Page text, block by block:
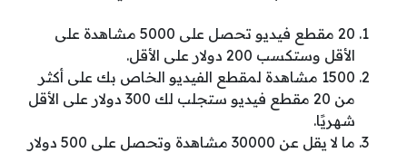
20 مقطع فيديو تحصل على 5000 مشاهدة على
الأقل وستكسب 200 دولار على الأقل.
1500 مشاهدة لمقطع الفيديو الخاص بك على أكثر
من 20 مقطع فيديو ستجلب لك 300 دولار على الأقل
شهريًا.
ما لا يقل عن 30000 مشاهدة وتحصل على 500 دولار